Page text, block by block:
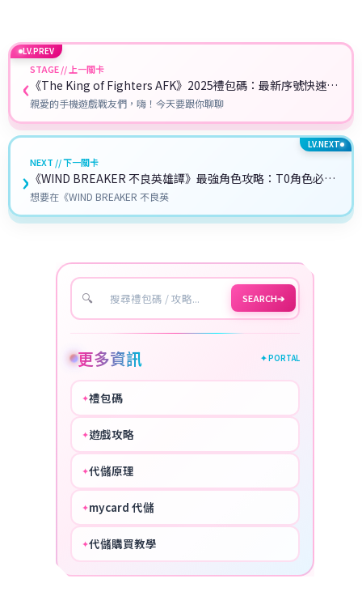
LV.PREV
‹STAGE // 上一關卡
《The King of Fighters AFK》2025禮包碼：最新序號快速兌
換教學攻略
親愛的手機遊戲戰友們，嗨！今天要跟你聊聊
LV.NEXT
NEXT // 下一關卡
《WIND BREAKER 不良英雄譚》最強角色攻略：T0角色必抽
推薦！
想要在《WIND BREAKER 不良英
›
🔍 SEARCH➔
更多資訊 ✦ PORTAL
✦禮包碼
✦遊戲攻略
✦代儲原理
✦mycard 代儲
✦代儲購買教學